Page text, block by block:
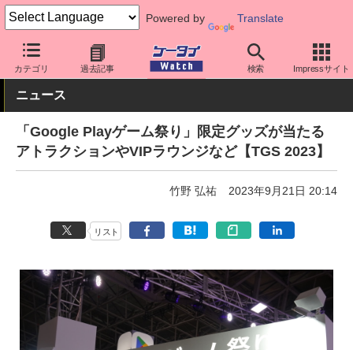
Powered by Translate
カテゴリ 過去記事 検索 Impressサイト
ケータイ Watch イベント 東京ゲームショウ
ニュース
「Google Playゲーム祭り」限定グッズが当たる
アトラクションやVIPラウンジなど【TGS 2023】
竹野 弘祐 2023年9月21日 20:14
リスト